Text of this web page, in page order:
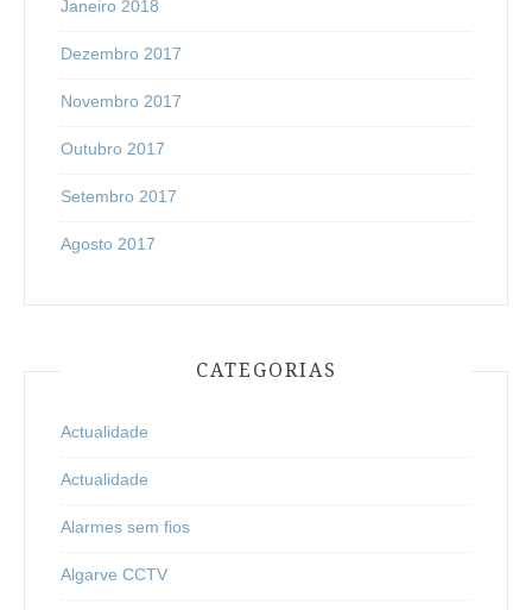
Janeiro 2018
Dezembro 2017
Novembro 2017
Outubro 2017
Setembro 2017
Agosto 2017
CATEGORIAS
Actualidade
Actualidade
Alarmes sem fios
Algarve CCTV